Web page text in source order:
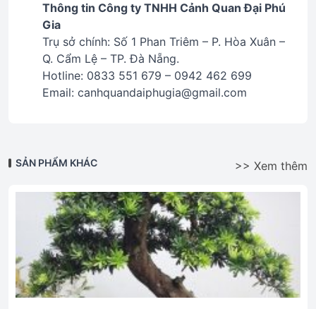
Thông tin Công ty TNHH Cảnh Quan Đại Phú
Gia
Trụ sở chính: Số 1 Phan Triêm – P. Hòa Xuân –
Q. Cẩm Lệ – TP. Đà Nẵng.
Hotline: 0833 551 679 – 0942 462 699
Email: canhquandaiphugia@gmail.com
SẢN PHẨM KHÁC >> Xem thêm